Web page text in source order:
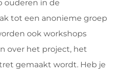
ouderen in de
tot een anonieme groep
ook workshops
over het project, het
gemaakt wordt. Heb je